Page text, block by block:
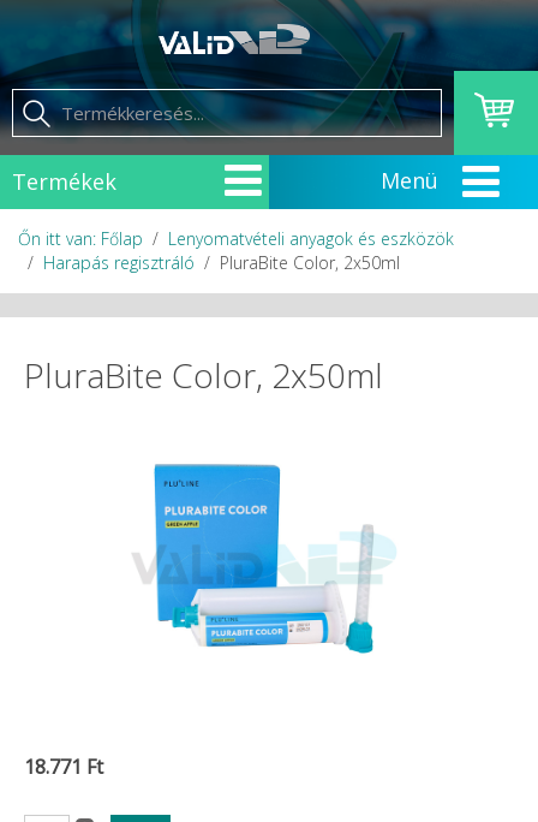
Termékek
Őn itt van: Főlap
Lenyomatvételi anyagok és eszközök
Harapás regisztráló
PluraBite Color, 2x50ml
PluraBite Color, 2x50ml
18.771 Ft